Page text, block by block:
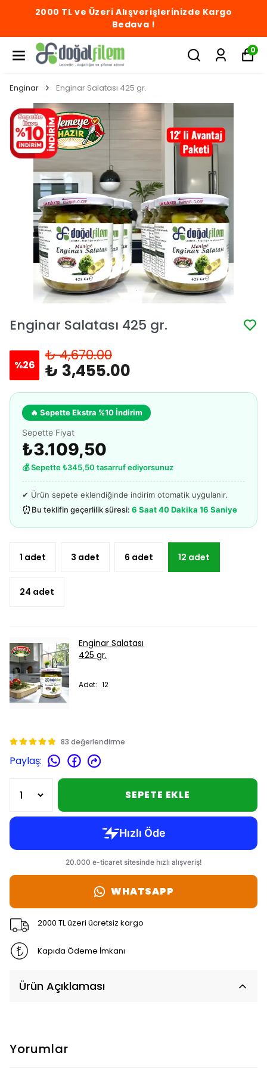
2000 TL ve Üzeri Alışverişlerinizde Kargo
Bedava !
0
Enginar Enginar Salatası 425 gr.
Enginar Salatası 425 gr.
%26
₺ 4,670.00
₺ 3,455.00
🔥 Sepette Ekstra %10 İndirim
Sepette Fiyat
₺3.109,50
💰 Sepette ₺345,50 tasarruf ediyorsunuz
✔ Ürün sepete eklendiğinde indirim otomatik uygulanır.
⏰ Bu teklifin geçerlilik süresi:6 Saat 40 Dakika 16 Saniye
1 adet 3 adet 6 adet 12 adet
24 adet
Enginar Salatası
425 gr.
Adet: 12
83 değerlendirme
Paylaş:
SEPETE EKLE
WHATSAPP
2000 TL üzeri ücretsiz kargo
Kapıda Ödeme İmkanı
Ürün Açıklaması
Yorumlar